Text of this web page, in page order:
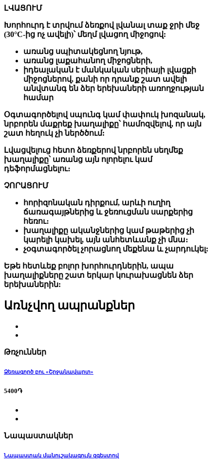
ԼՎԱՑՈՒՄ
Խորհուրդ է տրվում ձեռքով լվանալ տաք ջրի մեջ
(30°C-ից ոչ ավելի)՝ մեղմ լվացող միջոցով:
առանց սպիտակեցնող նյութ,
առանց լաքահանող միջոցների,
իդեալական է մանկական սերիայի լվացքի
միջոցներով, քանի որ դրանք շատ ավելի
անվտանգ են ձեր երեխաների առողջության
համար
Օգտագործելով սպունգ կամ փափուկ խոզանակ,
նրբորեն մաքրեք խաղալիքը՝ համոզվելով, որ այն
շատ հեղուկ չի ներծծում:
Լվացվելուց հետո ձեռքերով նրբորեն սեղմեք
խաղալիքը՝ առանց այն ոլորելու կամ
դեֆորմացնելու։
ՉՈՐԱՑՈՒՄ
հորիզոնական դիրքում, արևի ուղիղ
ճառագայթներից և ջեռուցման սարքերից
հեռու։
խաղալիքը ականջներից կամ թաթերից չի
կարելի կախել, այն անհետևանք չի մնա։
չօգտագործել չորացնող մեքենա և չարդուկել:
Եթե ​​հետևեք բոլոր խորհուրդներին, ապա
խաղալիքները շատ երկար կուրախացնեն ձեր
երեխաներին:
Առնչվող ապրանքներ
Թռչուններ
Ձեռագործ բու «Շրջանավարտ»
5400֏
Նապաստակներ
Նապաստակ մանուշակագույն զգեստով